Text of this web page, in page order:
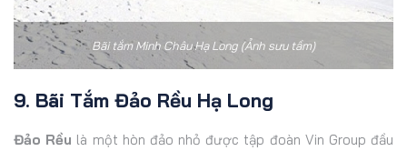
Bãi tắm Minh Châu Hạ Long (Ảnh sưu tầm)
9. Bãi Tắm Đảo Rều Hạ Long
Đảo Rều là một hòn đảo nhỏ được tập đoàn Vin Group đầu